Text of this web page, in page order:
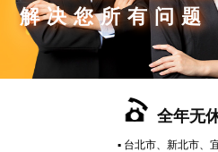
解决您所有问题
全年无
▪ 台北市、新北市、